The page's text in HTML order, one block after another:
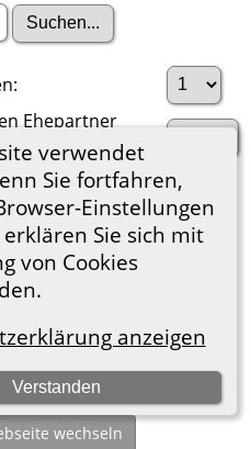
verwendet
Sie fortfahren,
Einstellungen
Sie sich mit
von Cookies
anzeigen
Verstanden
Ehepartner
anderen Verbindungen
Lythgoe © 2001-2026.
Impressum
wechseln